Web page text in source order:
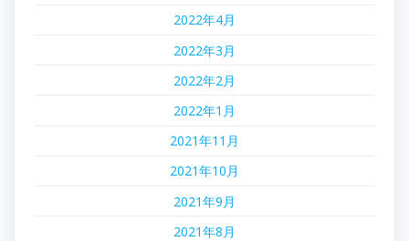
2022年4月
2022年3月
2022年2月
2022年1月
2021年11月
2021年10月
2021年9月
2021年8月